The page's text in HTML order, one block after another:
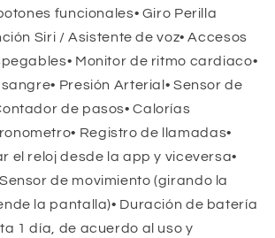
funcionales• Giro Perilla
Siri / Asistente de voz• Accesos
Monitor de ritmo cardiaco•
Presión Arterial• Sensor de
de pasos• Calorías
Registro de llamadas•
el reloj desde la app y viceversa•
de movimiento (girando la
la pantalla)• Duración de batería
1 día, de acuerdo al uso y